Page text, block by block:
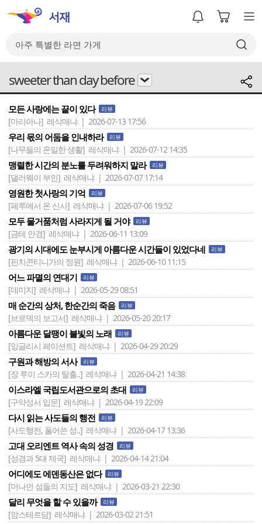
sweeter than day before
모든 사랑에는 끝이 있다 리뷰
[마리아나] 레삭매냐 | 2026-07-13 17:56
우리 몫의 어둠을 인내하라 리뷰
[나무들의 은밀한 생활] 레삭매냐 | 2026-07-12 14:35
맹렬한 시간의 분노를 두려워하지 말라 리뷰
[댈러웨이 부인] 레삭매냐 | 2026-07-07 17:14
영원한 첫사랑의 기억 리뷰
[페루에서 온 신사] 레삭매냐 | 2026-07-06 19:52
모두 물거품처럼 사라지게 될 거야 리뷰
[금테 안경] 레삭매냐 | 2026-06-11 13:09
광기의 시대에도 눈부시게 아름다운 시간들이 있었다네 리뷰
[핀치콘티니가의 정원] 레삭매냐 | 2026-06-10 11:15
어느 파멸의 연대기 리뷰
[데미지] 레삭매냐 | 2026-05-29 08:51
매 순간의 상처, 한순간의 죽음 리뷰
[브로덱의 보고서] 레삭매냐 | 2026-05-20 20:17
아름다운 달팽이 불빛의 노래 리뷰
[잉글리시 페이션트] 레삭매냐 | 2026-04-29 20:29
구원과 해방의 서사 리뷰
[장 루이 스카의 탈출..] 레삭매냐 | 2026-04-21 14:38
이스라엘 국립도서관으로의 초대 리뷰
[구약성서 입문] 레삭매냐 | 2026-04-19 22:09
다시 읽는 사도들의 행전 리뷰
[사도행전, 풀어쓴 성..] 레삭매냐 | 2026-04-17 13:36
고대 오리엔트 역사 속의 성경 리뷰
[성경과 5대 제국] 레삭매냐 | 2026-04-14 21:04
어디에도 에덴동산은 없다 리뷰
[머나먼 섬들의 지도] 레삭매냐 | 2026-03-21 22:30
달리 무엇을 할 수 있을까 리뷰
[암스테르담] 레삭매냐 | 2026-03-02 21:51